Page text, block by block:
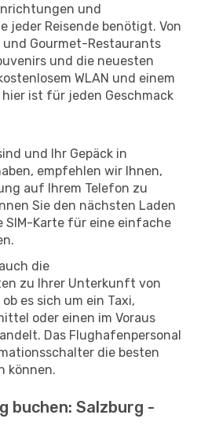
und
jeder Reisende benötigt. Von
und Gourmet-Restaurants
und die neuesten
WLAN und einem
ist für jeden Geschmack
und Ihr Gepäck in
empfehlen wir Ihnen,
auf Ihrem Telefon zu
Sie den nächsten Laden
SIM-Karte für eine einfache
die
zu Ihrer Unterkunft von
es sich um ein Taxi,
oder einen im Voraus
Das Flughafenpersonal
die besten
können.
buchen: Salzburg -